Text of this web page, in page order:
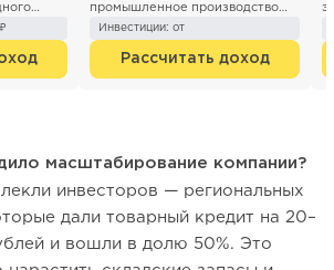
промышленное производство
инновационный способ ...
Инвестиции: от
Рассчитать доход
масштабирование компании?
инвесторов — региональных
дали товарный кредит на 20–
и вошли в долю 50%. Это